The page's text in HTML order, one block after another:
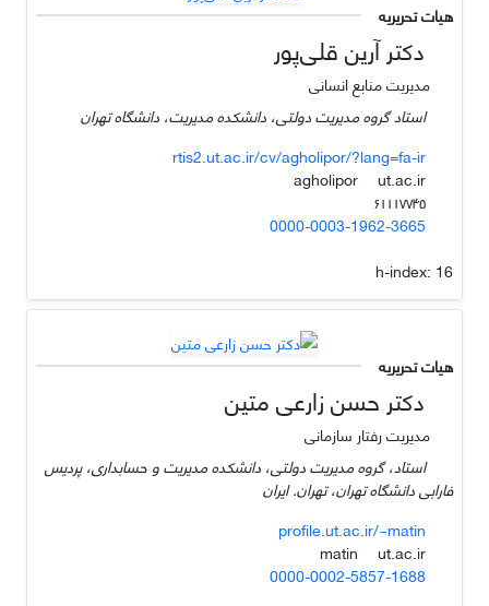
هیات تحریریه
دکتر آرین قلی‌پور
مدیریت منابع انسانی
استاد گروه مدیریت دولتی، دانشکده مدیریت، دانشگاه تهران
rtis2.ut.ac.ir/cv/agholipor/?lang=fa-ir
agholipor
ut.ac.ir
۶۱۱۱۷۷۴۵
0000-0003-1962-3665
h-index: 16
هیات تحریریه
دکتر حسن زارعی متین
مدیریت رفتار سازمانی
استاد، گروه مدیریت دولتی، دانشکده مدیریت و حسابداری، پردیس
فارابی دانشگاه تهران، تهران. ایران
profile.ut.ac.ir/~matin
matin
ut.ac.ir
0000-0002-5857-1688